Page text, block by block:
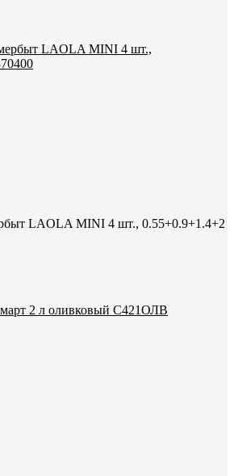
LAOLA MINI 4 шт., 0.55+0.9+1.4+2